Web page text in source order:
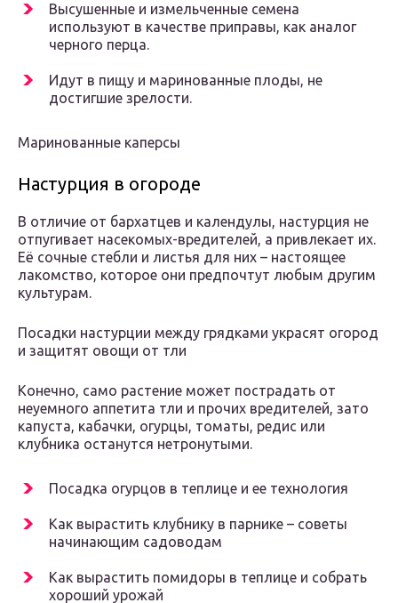
Высушенные и измельченные семена
используют в качестве приправы, как аналог
черного перца.
Идут в пищу и маринованные плоды, не
достигшие зрелости.
Маринованные каперсы
Настурция в огороде
В отличие от бархатцев и календулы, настурция не
отпугивает насекомых-вредителей, а привлекает их.
Её сочные стебли и листья для них – настоящее
лакомство, которое они предпочтут любым другим
культурам.
Посадки настурции между грядками украсят огород
и защитят овощи от тли
Конечно, само растение может пострадать от
неуемного аппетита тли и прочих вредителей, зато
капуста, кабачки, огурцы, томаты, редис или
клубника останутся нетронутыми.
Посадка огурцов в теплице и ее технология
Как вырастить клубнику в парнике – советы
начинающим садоводам
Как вырастить помидоры в теплице и собрать
хороший урожай